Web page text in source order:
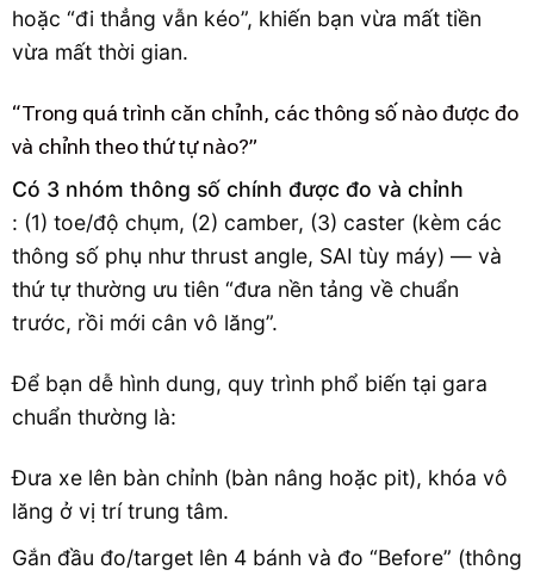
hoặc “đi thẳng vẫn kéo”, khiến bạn vừa mất tiền
vừa mất thời gian.
“Trong quá trình căn chỉnh, các thông số nào được đo
và chỉnh theo thứ tự nào?”
Có 3 nhóm thông số chính được đo và chỉnh
: (1) toe/độ chụm, (2) camber, (3) caster (kèm các
thông số phụ như thrust angle, SAI tùy máy) — và
thứ tự thường ưu tiên “đưa nền tảng về chuẩn
trước, rồi mới cân vô lăng”.
Để bạn dễ hình dung, quy trình phổ biến tại gara
chuẩn thường là:
Đưa xe lên bàn chỉnh (bàn nâng hoặc pit), khóa vô
lăng ở vị trí trung tâm.
Gắn đầu đo/target lên 4 bánh và đo “Before” (thông